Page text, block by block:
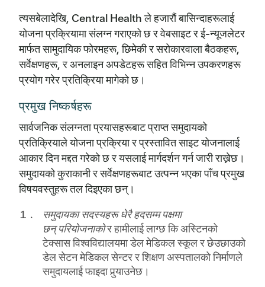
त्यसबेलादेखि, Central Health ले हजारौं बासिन्दाहरूलाई
योजना प्रक्रियामा संलग्न गराएको छ र वेबसाइट र ई-न्यूजलेटर
मार्फत सामुदायिक फोरमहरू, छिमेकी र सरोकारवाला बैठकहरू,
सर्वेक्षणहरू, र अनलाइन अपडेटहरू सहित विभिन्न उपकरणहरू
प्रयोग गरेर प्रतिक्रिया मागेको छ।
प्रमुख निष्कर्षहरू
सार्वजनिक संलग्नता प्रयासहरूबाट प्राप्त समुदायको
प्रतिक्रियाले योजना प्रक्रिया र प्रस्तावित साइट योजनालाई
आकार दिन मद्दत गरेको छ र यसलाई मार्गदर्शन गर्न जारी राख्नेछ।
समुदायको कुराकानी र सर्वेक्षणहरूबाट उत्पन्न भएका पाँच प्रमुख
विषयवस्तुहरू तल दिइएका छन्।
समुदायका सदस्यहरू धेरै हदसम्म पक्षमा
छन् परियोजनाकोर हामीलाई लाग्छ कि अस्टिनको
टेक्सास विश्वविद्यालयमा डेल मेडिकल स्कूल र छेउछाउको
डेल सेटन मेडिकल सेन्टर र शिक्षण अस्पतालको निर्माणले
समुदायलाई फाइदा पुर्‍याउनेछ।